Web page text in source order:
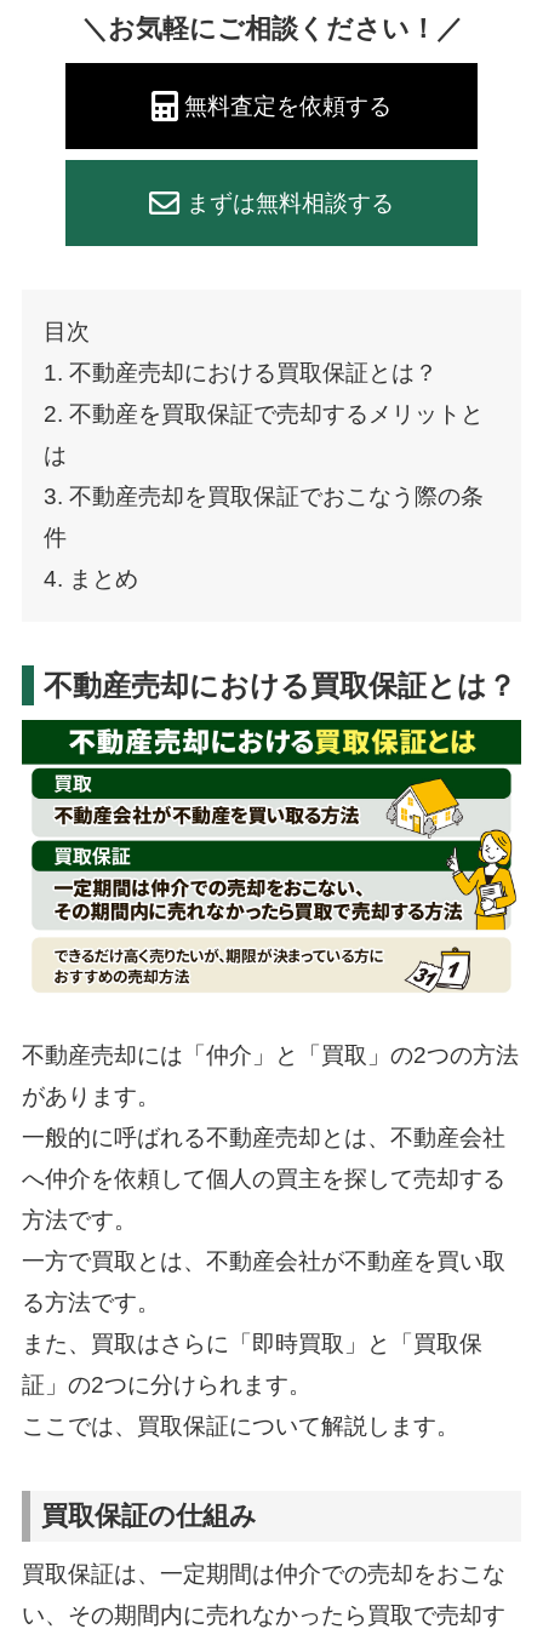
＼お気軽にご相談ください！／
無料査定を依頼する
まずは無料相談する
目次
1. 不動産売却における買取保証とは？
2. 不動産を買取保証で売却するメリットと
は
3. 不動産売却を買取保証でおこなう際の条
件
4. まとめ
不動産売却における買取保証とは？
不動産売却には「仲介」と「買取」の2つの方法
があります。
一般的に呼ばれる不動産売却とは、不動産会社
へ仲介を依頼して個人の買主を探して売却する
方法です。
一方で買取とは、不動産会社が不動産を買い取
る方法です。
また、買取はさらに「即時買取」と「買取保
証」の2つに分けられます。
ここでは、買取保証について解説します。
買取保証の仕組み
買取保証は、一定期間は仲介での売却をおこな
い、その期間内に売れなかったら買取で売却す